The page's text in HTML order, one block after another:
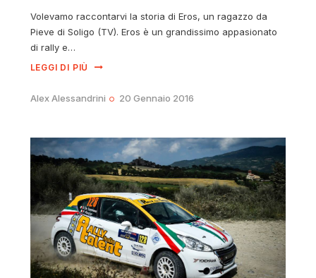
Volevamo raccontarvi la storia di Eros, un ragazzo da
Pieve di Soligo (TV). Eros è un grandissimo appasionato
di rally e…
LEGGI DI PIÙ
Alex Alessandrini 20 Gennaio 2016